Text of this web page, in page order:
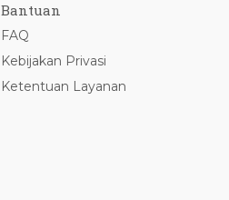
Bantuan
FAQ
Kebijakan Privasi
Ketentuan Layanan